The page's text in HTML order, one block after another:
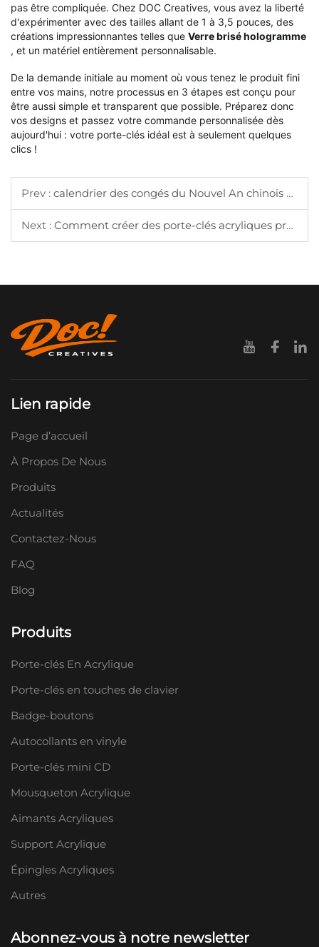
pas être compliquée. Chez DOC Creatives, vous avez la liberté
d'expérimenter avec des tailles allant de 1 à 3,5 pouces, des
créations impressionnantes telles que Verre brisé hologramme
, et un matériel entièrement personnalisable.
De la demande initiale au moment où vous tenez le produit fini
entre vos mains, notre processus en 3 étapes est conçu pour
être aussi simple et transparent que possible. Préparez donc
vos designs et passez votre commande personnalisée dès
aujourd'hui : votre porte-clés idéal est à seulement quelques
clics !
Prev : calendrier des congés du Nouvel An chinois 2026 et avis relatif à la production
Next : Comment créer des porte-clés acryliques professionnels pour les conventions ?
Lien rapide
Page d’accueil
À Propos De Nous
Produits
Actualités
Contactez-Nous
FAQ
Blog
Produits
Porte-clés En Acrylique
Porte-clés en touches de clavier
Badge-boutons
Autocollants en vinyle
Porte-clés mini CD
Mousqueton Acrylique
Aimants Acryliques
Support Acrylique
Épingles Acryliques
Autres
Abonnez-vous à notre newsletter